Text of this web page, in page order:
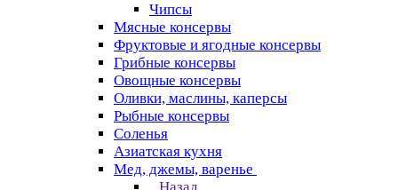
Чипсы
Мясные консервы
Фруктовые и ягодные консервы
Грибные консервы
Овощные консервы
Оливки, маслины, каперсы
Рыбные консервы
Соленья
Азиатская кухня
Мед, джемы, варенье